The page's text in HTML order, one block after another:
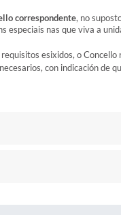
correspondente, no
especiais nas que viva a
esixidos, o
con indicación de